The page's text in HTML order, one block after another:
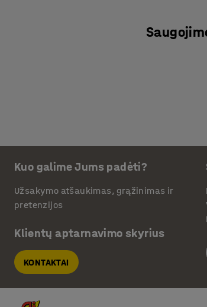
Kuo galime Jums padėti?
Užsakymo atšaukimas, grąžinimas ir
pretenzijos
Klientų aptarnavimo skyrius
KONTAKTAI